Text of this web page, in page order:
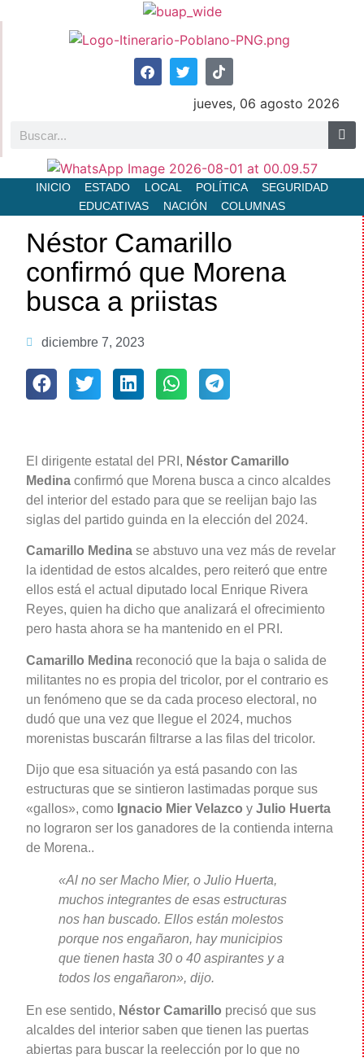
jueves, 06 agosto 2026
INICIO ESTADO LOCAL POLÍTICA
SEGURIDAD
EDUCATIVAS
NACIÓN COLUMNAS
Néstor Camarillo
confirmó que Morena
busca a priistas
diciembre 7, 2023
El dirigente estatal del PRI, Néstor Camarillo
Medina confirmó que Morena busca a cinco alcaldes
del interior del estado para que se reelijan bajo las
siglas del partido guinda en la elección del 2024.
Camarillo Medina se abstuvo una vez más de revelar
la identidad de estos alcaldes, pero reiteró que entre
ellos está el actual diputado local Enrique Rivera
Reyes, quien ha dicho que analizará el ofrecimiento
pero hasta ahora se ha mantenido en el PRI.
Camarillo Medina reconoció que la baja o salida de
militantes no es propia del tricolor, por el contrario es
un fenómeno que se da cada proceso electoral, no
dudó que una vez que llegue el 2024, muchos
morenistas buscarán filtrarse a las filas del tricolor.
Dijo que esa situación ya está pasando con las
estructuras que se sintieron lastimadas porque sus
«gallos», como Ignacio Mier Velazco y Julio Huerta
no lograron ser los ganadores de la contienda interna
de Morena..
«Al no ser Macho Mier, o Julio Huerta,
muchos integrantes de esas estructuras
nos han buscado. Ellos están molestos
porque nos engañaron, hay municipios
que tienen hasta 30 o 40 aspirantes y a
todos los engañaron», dijo.
En ese sentido, Néstor Camarillo precisó que sus
alcaldes del interior saben que tienen las puertas
abiertas para buscar la reelección por lo que no